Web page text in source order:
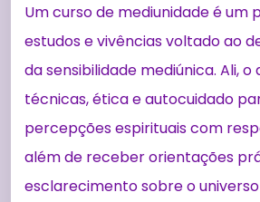
Um curso de mediunidade é um
estudos e vivências voltado ao
da sensibilidade mediúnica. Ali,
técnicas, ética e autocuidado
percepções espirituais com
além de receber orientações
esclarecimento sobre o